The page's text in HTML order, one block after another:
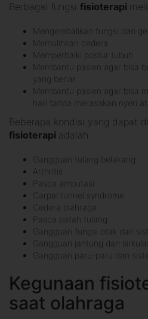
Berbagai fungsi fisioterapi
Mengembalikan fungsi dan
Memulihkan cedera
Memperbaiki postur tubuh
Membantu pasien agar bisa
yang benar
Membantu pasien agar bisa
hari tanpa merasakan nyeri
Beberapa kondisi yang dapat
fisioterapi adalah:
Gangguan tulang belakang
Arthritis
Pasca amputasi
Carpal tunnel syndrome
Cedera olahraga
Pasca patah tulang
Gangguan fungsi otak dan
Gangguan jantung dan
Gangguan paru-paru dan
Kegunaan
saat olahraga